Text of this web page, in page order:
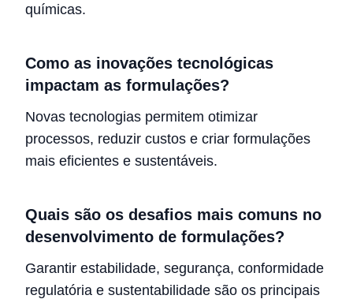
químicas.
Como as inovações tecnológicas
impactam as formulações?
Novas tecnologias permitem otimizar
processos, reduzir custos e criar formulações
mais eficientes e sustentáveis.
Quais são os desafios mais comuns no
desenvolvimento de formulações?
Garantir estabilidade, segurança, conformidade
regulatória e sustentabilidade são os principais